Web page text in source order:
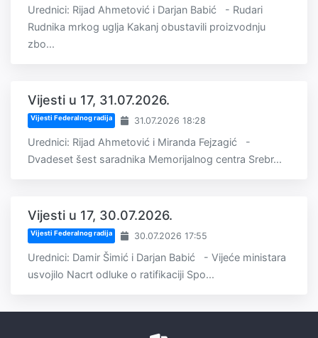
Urednici: Rijad Ahmetović i Darjan Babić - Rudari
Rudnika mrkog uglja Kakanj obustavili proizvodnju
zbo...
Vijesti u 17, 31.07.2026.
Vijesti Federalnog radija 31.07.2026 18:28
Urednici: Rijad Ahmetović i Miranda Fejzagić -
Dvadeset šest saradnika Memorijalnog centra Srebr...
Vijesti u 17, 30.07.2026.
Vijesti Federalnog radija 30.07.2026 17:55
Urednici: Damir Šimić i Darjan Babić - Vijeće ministara
usvojilo Nacrt odluke o ratifikaciji Spo...